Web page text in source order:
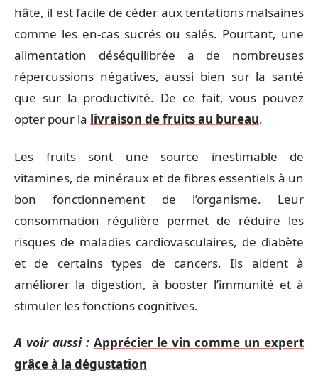
hâte, il est facile de céder aux tentations malsaines
comme les en-cas sucrés ou salés. Pourtant, une
alimentation déséquilibrée a de nombreuses
répercussions négatives, aussi bien sur la santé
que sur la productivité. De ce fait, vous pouvez
opter pour la livraison de fruits au bureau.
Les fruits sont une source inestimable de
vitamines, de minéraux et de fibres essentiels à un
bon fonctionnement de l’organisme. Leur
consommation régulière permet de réduire les
risques de maladies cardiovasculaires, de diabète
et de certains types de cancers. Ils aident à
améliorer la digestion, à booster l’immunité et à
stimuler les fonctions cognitives.
A voir aussi : Apprécier le vin comme un expert
grâce à la dégustation